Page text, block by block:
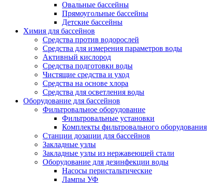
Овальные бассейны
Прямоугольные бассейны
Детские бассейны
Химия для бассейнов
Средства против водорослей
Средства для измерения параметров воды
Активный кислород
Средства подготовки воды
Чистящие средства и уход
Средства на основе хлора
Средства для осветления воды
Оборудование для бассейнов
Фильтровальное оборудование
Фильтровальные установки
Комплекты фильтровального оборудования
Станции дозации для бассейнов
Закладные узлы
Закладные узлы из нержавеющей стали
Оборудование для дезинфекции воды
Насосы перистальтические
Лампы УФ